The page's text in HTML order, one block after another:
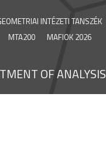
INTÉZETI TANSZÉK
MTA200 MAFIOK 2026
OF ANALYSIS